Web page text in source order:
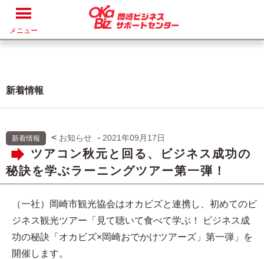
メニュー
新着情報
新着情報 < お知らせ - 2021年09月17日
ツアコン秋元と回る、ビジネス成功の
秘訣を学ぶラーニングツアー第一弾！
（一社）岡崎市観光協会はオカビズと連携し、初めてのビ
ジネス観光ツアー「見て聴いて食べて学ぶ！ ビジネス成
功の秘訣「オカビズ×岡崎おでかけツアーズ」第一弾」を
開催します。